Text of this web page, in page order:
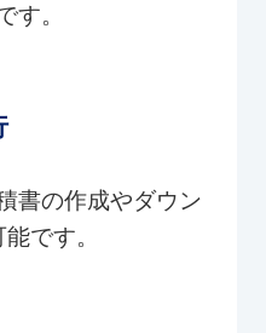
す。
書の作成やダウン
です。